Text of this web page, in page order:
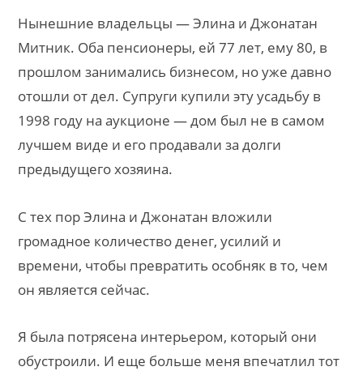
Нынешние владельцы — Элина и Джонатан
Митник. Оба пенсионеры, ей 77 лет, ему 80, в
прошлом занимались бизнесом, но уже давно
отошли от дел. Супруги купили эту усадьбу в
1998 году на аукционе — дом был не в самом
лучшем виде и его продавали за долги
предыдущего хозяина.
С тех пор Элина и Джонатан вложили
громадное количество денег, усилий и
времени, чтобы превратить особняк в то, чем
он является сейчас.
Я была потрясена интерьером, который они
обустроили. И еще больше меня впечатлил тот